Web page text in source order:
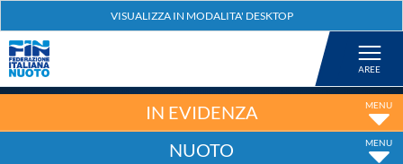
Nuoto
IN EVIDENZA
NUOTO